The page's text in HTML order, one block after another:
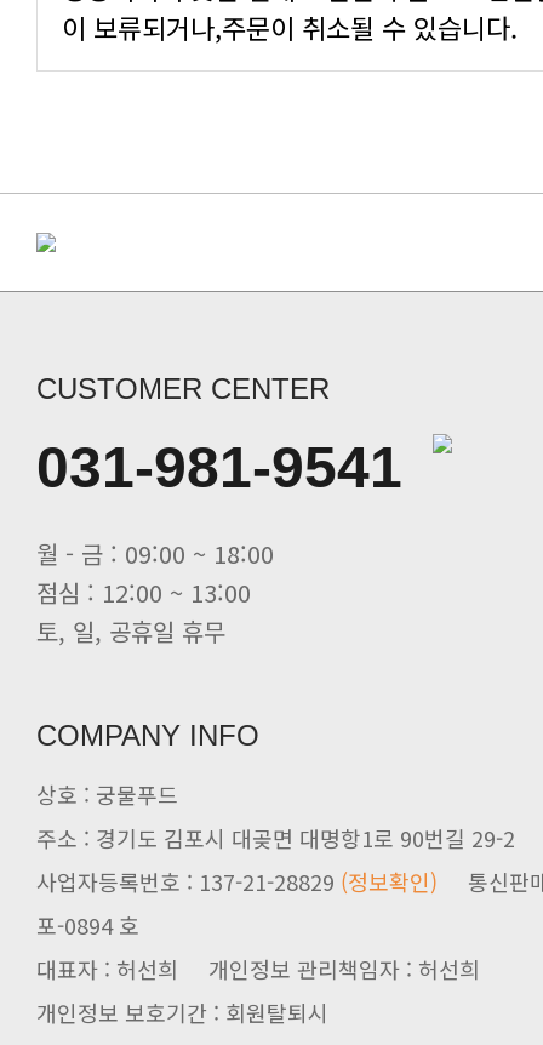
이 보류되거나,주문이 취소될 수 있습니다.
CUSTOMER CENTER
031-981-9541
월 - 금 : 09:00 ~ 18:00
점심 : 12:00 ~ 13:00
토, 일, 공휴일 휴무
COMPANY INFO
상호 : 궁물푸드
주소 : 경기도 김포시 대곶면 대명항1로 90번길 29-2
사업자등록번호 : 137-21-28829 (정보확인) 통신판
포-0894 호
대표자 : 허선희 개인정보 관리책임자 : 허선희
개인정보 보호기간 : 회원탈퇴시